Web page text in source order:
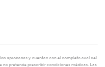
aprobadas y cuentan con el completo aval del
no pretende prescribir condiciones médicas. Las